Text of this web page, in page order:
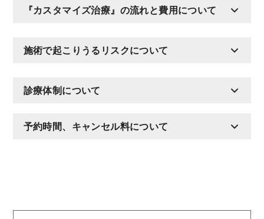
『カスタマイズ治療』の流れと費用について
施術で起こりうるリスクについて
診療体制について
予約時間、キャンセル料について